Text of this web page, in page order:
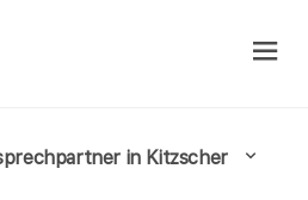
in Kitzscher